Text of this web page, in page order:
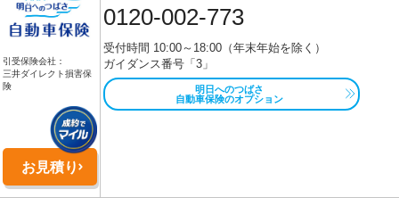
引受保険会社：
三井ダイレクト損害保
険
0120-002-773
受付時間 10:00～18:00（年末年始を除く）
ガイダンス番号「3」
明日へのつばさ
自動車保険のオプション
お見積り